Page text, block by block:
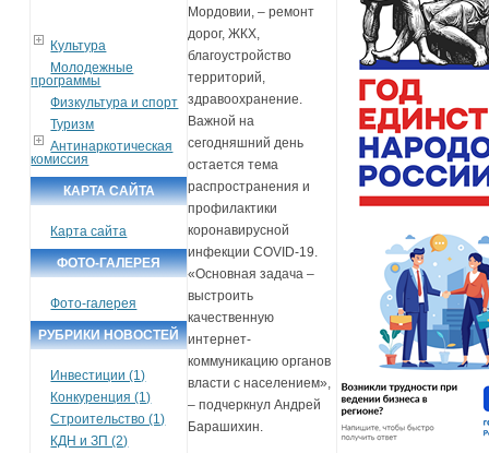
Культура
Молодежные
программы
Физкультура и спорт
Туризм
Антинаркотическая
комиссия
КАРТА САЙТА
Карта сайта
ФОТО-ГАЛЕРЕЯ
Фото-галерея
РУБРИКИ НОВОСТЕЙ
Инвестиции (1)
Конкуренция (1)
Строительство (1)
КДН и ЗП (2)
Мордовии, – ремонт
дорог, ЖКХ,
благоустройство
территорий,
здравоохранение.
Важной на
сегодняшний день
остается тема
распространения и
профилактики
коронавирусной
инфекции COVID-19.
«Основная задача –
выстроить
качественную
интернет-
коммуникацию органов
власти с населением»,
– подчеркнул Андрей
Барашихин.